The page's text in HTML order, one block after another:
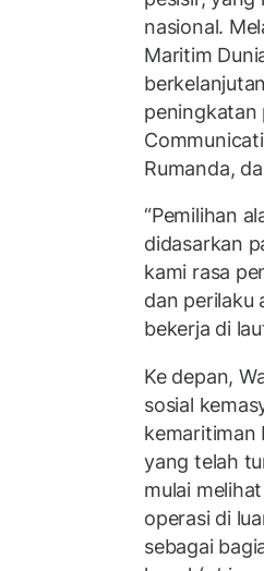
nasional.
Maritim
peningkatan
Rumanda,
“Pemilihan
didasarkan
kami rasa
dan perilaku
bekerja di
Ke depan,
sosial
kemaritiman
yang telah
mulai
operasi di
sebagai